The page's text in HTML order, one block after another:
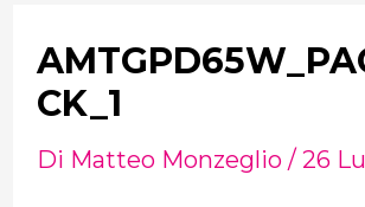
CK_1
Di Matteo Monzeglio / 26